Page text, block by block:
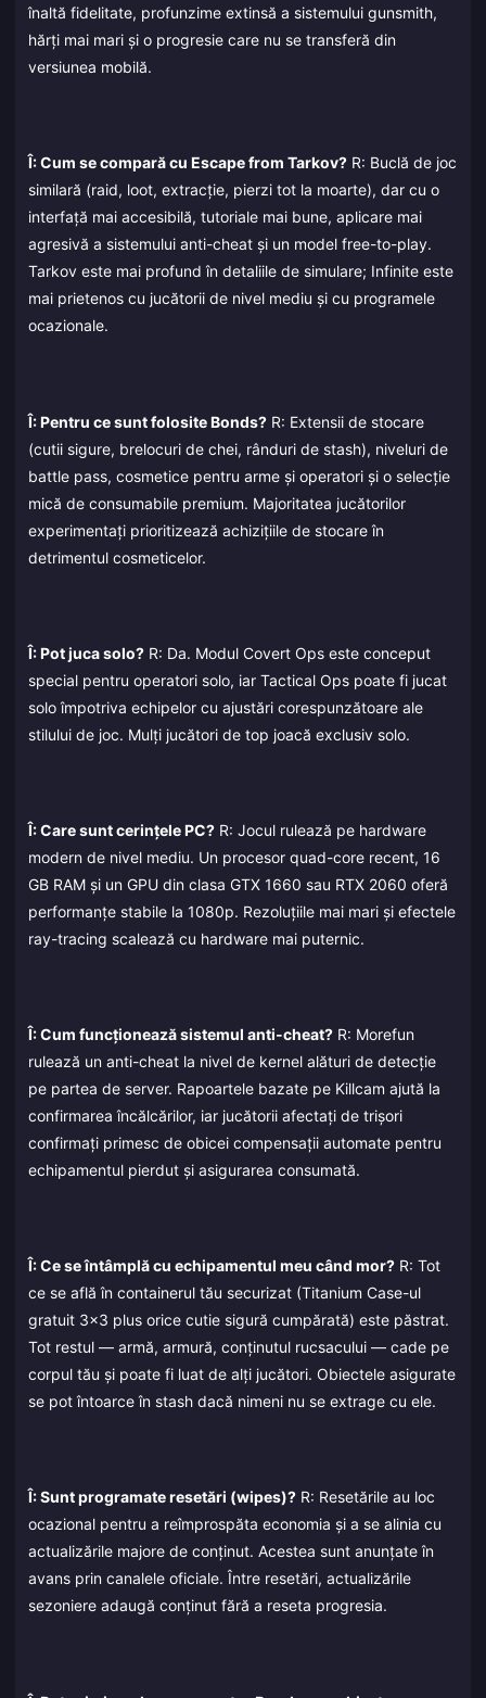
înaltă fidelitate, profunzime extinsă a sistemului gunsmith,
hărți mai mari și o progresie care nu se transferă din
versiunea mobilă.
Î: Cum se compară cu Escape from Tarkov? R: Buclă de joc
similară (raid, loot, extracție, pierzi tot la moarte), dar cu o
interfață mai accesibilă, tutoriale mai bune, aplicare mai
agresivă a sistemului anti-cheat și un model free-to-play.
Tarkov este mai profund în detaliile de simulare; Infinite este
mai prietenos cu jucătorii de nivel mediu și cu programele
ocazionale.
Î: Pentru ce sunt folosite Bonds? R: Extensii de stocare
(cutii sigure, brelocuri de chei, rânduri de stash), niveluri de
battle pass, cosmetice pentru arme și operatori și o selecție
mică de consumabile premium. Majoritatea jucătorilor
experimentați prioritizează achizițiile de stocare în
detrimentul cosmeticelor.
Î: Pot juca solo? R: Da. Modul Covert Ops este conceput
special pentru operatori solo, iar Tactical Ops poate fi jucat
solo împotriva echipelor cu ajustări corespunzătoare ale
stilului de joc. Mulți jucători de top joacă exclusiv solo.
Î: Care sunt cerințele PC? R: Jocul rulează pe hardware
modern de nivel mediu. Un procesor quad-core recent, 16
GB RAM și un GPU din clasa GTX 1660 sau RTX 2060 oferă
performanțe stabile la 1080p. Rezoluțiile mai mari și efectele
ray-tracing scalează cu hardware mai puternic.
Î: Cum funcționează sistemul anti-cheat? R: Morefun
rulează un anti-cheat la nivel de kernel alături de detecție
pe partea de server. Rapoartele bazate pe Killcam ajută la
confirmarea încălcărilor, iar jucătorii afectați de trișori
confirmați primesc de obicei compensații automate pentru
echipamentul pierdut și asigurarea consumată.
Î: Ce se întâmplă cu echipamentul meu când mor? R: Tot
ce se află în containerul tău securizat (Titanium Case-ul
gratuit 3x3 plus orice cutie sigură cumpărată) este păstrat.
Tot restul — armă, armură, conținutul rucsacului — cade pe
corpul tău și poate fi luat de alți jucători. Obiectele asigurate
se pot întoarce în stash dacă nimeni nu se extrage cu ele.
Î: Sunt programate resetări (wipes)? R: Resetările au loc
ocazional pentru a reîmprospăta economia și a se alinia cu
actualizările majore de conținut. Acestea sunt anunțate în
avans prin canalele oficiale. Între resetări, actualizările
sezoniere adaugă conținut fără a reseta progresia.